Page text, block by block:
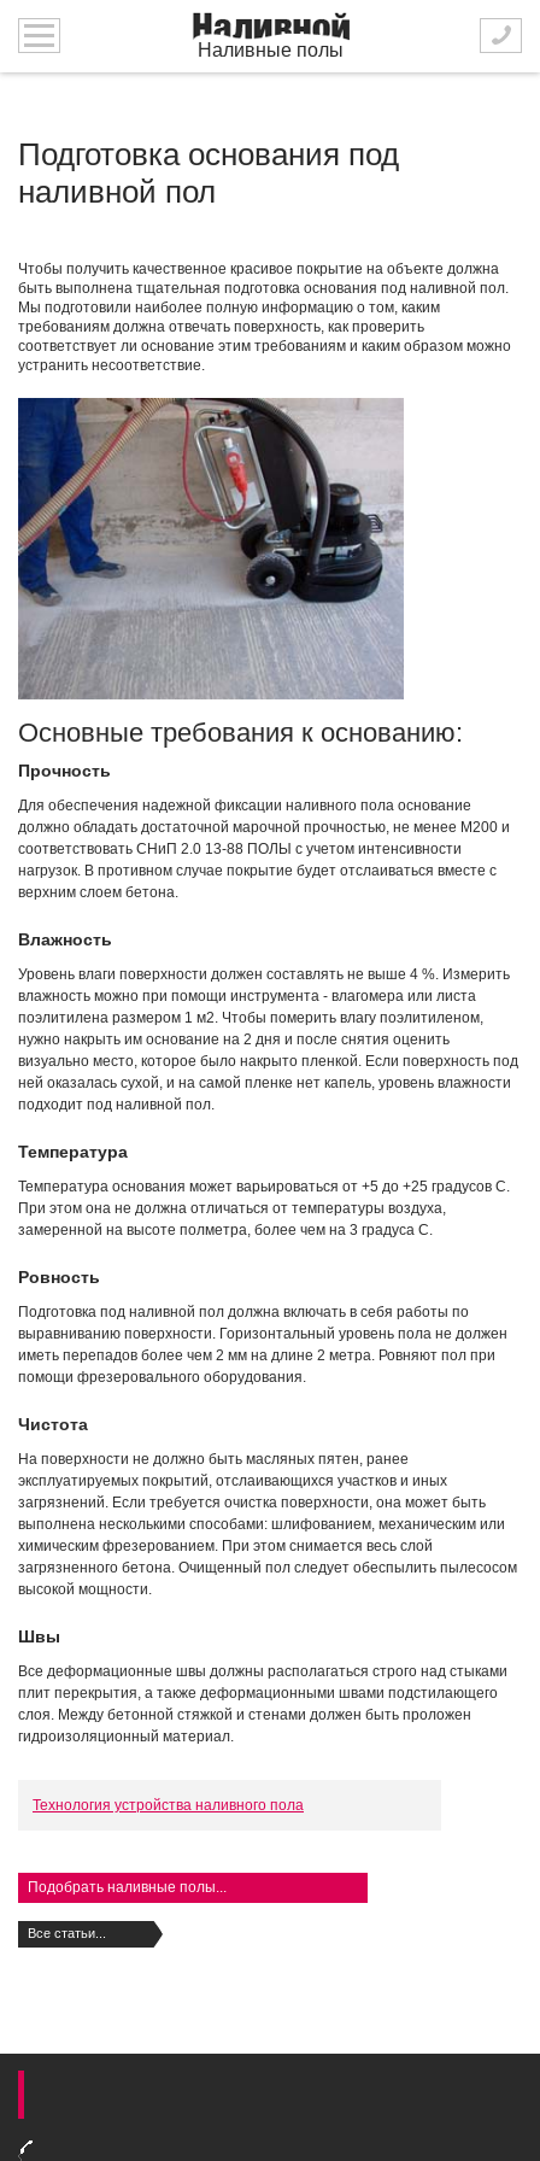
Наливные полы
Подготовка основания под
наливной пол
Чтобы получить качественное красивое покрытие на объекте должна
быть выполнена тщательная подготовка основания под наливной пол.
Мы подготовили наиболее полную информацию о том, каким
требованиям должна отвечать поверхность, как проверить
соответствует ли основание этим требованиям и каким образом можно
устранить несоответствие.
Основные требования к основанию:
Прочность
Для обеспечения надежной фиксации наливного пола основание
должно обладать достаточной марочной прочностью, не менее М200 и
соответствовать СНиП 2.0 13-88 ПОЛЫ с учетом интенсивности
нагрузок. В противном случае покрытие будет отслаиваться вместе с
верхним слоем бетона.
Влажность
Уровень влаги поверхности должен составлять не выше 4 %. Измерить
влажность можно при помощи инструмента - влагомера или листа
поэлитилена размером 1 м2. Чтобы померить влагу поэлитиленом,
нужно накрыть им основание на 2 дня и после снятия оценить
визуально место, которое было накрыто пленкой. Если поверхность под
ней оказалась сухой, и на самой пленке нет капель, уровень влажности
подходит под наливной пол.
Температура
Температура основания может варьироваться от +5 до +25 градусов С.
При этом она не должна отличаться от температуры воздуха,
замеренной на высоте полметра, более чем на 3 градуса С.
Ровность
Подготовка под наливной пол должна включать в себя работы по
выравниванию поверхности. Горизонтальный уровень пола не должен
иметь перепадов более чем 2 мм на длине 2 метра. Ровняют пол при
помощи фрезеровального оборудования.
Чистота
На поверхности не должно быть масляных пятен, ранее
эксплуатируемых покрытий, отслаивающихся участков и иных
загрязнений. Если требуется очистка поверхности, она может быть
выполнена несколькими способами: шлифованием, механическим или
химическим фрезерованием. При этом снимается весь слой
загрязненного бетона. Очищенный пол следует обеспылить пылесосом
высокой мощности.
Швы
Все деформационные швы должны располагаться строго над стыками
плит перекрытия, а также деформационными швами подстилающего
слоя. Между бетонной стяжкой и стенами должен быть проложен
гидроизоляционный материал.
Технология устройства наливного пола
Подобрать наливные полы...
Все статьи...